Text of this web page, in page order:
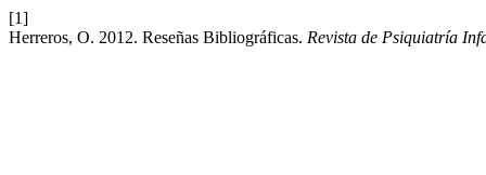
[1]
Herreros, O. 2012. Reseñas Bibliográficas. Revista de Psiquiatría